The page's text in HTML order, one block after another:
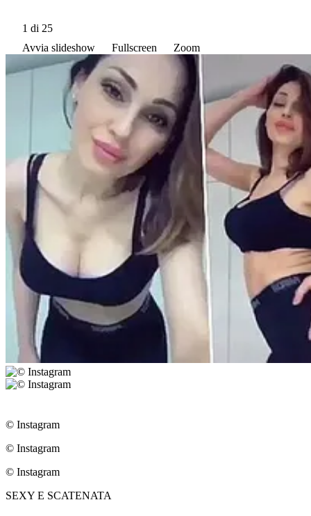
1 di 25
Avvia slideshow
Fullscreen Zoom
© Instagram
© Instagram
© Instagram
SEXY E SCATENATA